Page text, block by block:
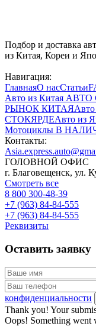
Подбор и доставка
из Китая, Кореи и
Навигация:
ГлавнаяО насСтатьи
Авто из Китая АВТО
РЫНОК КИТАЯАвто
СТОКЯРДЕАвто из
Мотоциклы В
Контакты:
ГОЛОВНОЙ ОФИС
г. Благовещенск, ул.
Смотреть все
8 800 300-48-39
+7 (963) 84-84-555
+7 (963) 84-84-555
Реквизиты
Оставить заявку
конфиденциальности
Thank you! Your
Oops! Something went